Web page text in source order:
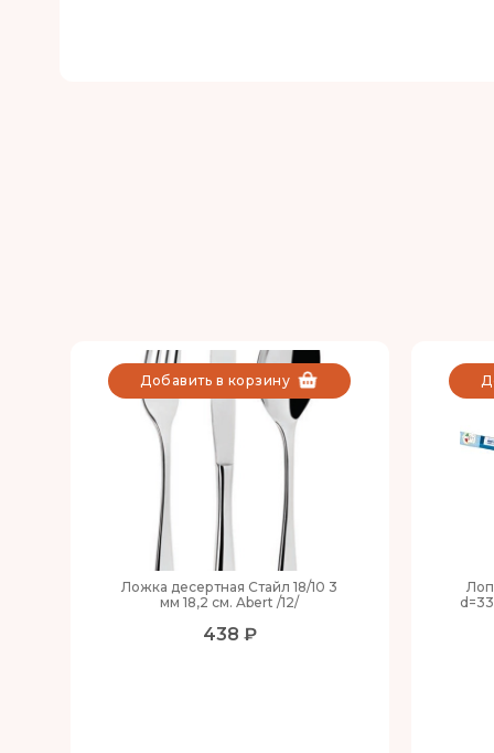
Ложка десертная Стайл 18/10 3
мм 18,2 см. Abert /12/
438 ₽
Добавить в корзину